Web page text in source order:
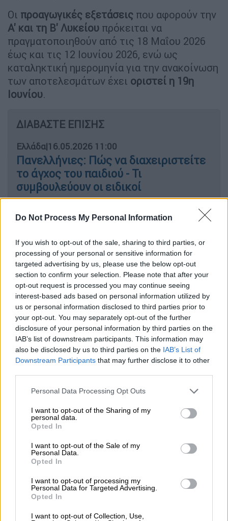
Do Not Process My Personal Information
If you wish to opt-out of the sale, sharing to third parties, or
processing of your personal or sensitive information for
targeted advertising by us, please use the below opt-out
section to confirm your selection. Please note that after your
opt-out request is processed you may continue seeing
interest-based ads based on personal information utilized by
us or personal information disclosed to third parties prior to
your opt-out. You may separately opt-out of the further
disclosure of your personal information by third parties on the
IAB’s list of downstream participants. This information may
also be disclosed by us to third parties on the IAB’s List of
Downstream Participants that may further disclose it to other
Please note that this website/app uses one or more Google
not limited to your visit or usage behaviour. You may click to
grant or deny consent to Google and its third-party tags to
use your data for below specified purposes in below Google
consent section.
Personal Data Processing Opt Outs
I want to opt-out of the Sharing of my
personal data.
Opted In
I want to opt-out of the Sale of my
Personal Data.
Opted In
I want to opt-out of processing my
Personal Data for Targeted Advertising.
Opted In
I want to opt-out of Collection, Use,
Οι προαγωγικές εξετάσεις που αφορούν την
Α' και τη Β' Λυκείου πρόκειται να
πραγματοποιηθούν από τις 18 Μαΐου 2026
έως και τις 12 Ιουνίου 2026, ενώ ως
καταληκτική ημερομηνία για την ανακοίνωση
των αποτελεσμάτων έχει οριστεί η 19η
Ιουνίου.
ΔΙΑΒΑΣΤΕ ΕΠΙΣΗΣ
Ελλάδα|16.05.2026 11:00
Πανελλήνιες: Πώς να διαχειριστείτε
το άγχος του παιδιού - Τι
συμβουλεύουν οι ειδικοί
Ελλάδα|17.05.2026 06:50
Οι κρίσεις πανικού, τα social media
και η βουβή κραυγή των εφήβων
Παράλληλα, οιενδοσχολικές απολυτήριες
εξετάσεις ξεκινούν επίσης αύριο, Δευτέρα
18 Μαΐου 2026, και θα διαρκέσουν έως τη
Δευτέρα 25 Μαΐου 2026 για τους
τελειόφοιτους της Γ' Λυκείου, οι οποίοι στη
συνέχεια θα δώσουν τη μάχη των
Πανελλαδικών. Τα αποτελέσματα των
απολυτηρίων εξετάσεων αναμένεται να
εκδοθούν έως τις 27 Μαΐου 2026.